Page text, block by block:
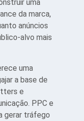
uma
da marca,
anúncios
alvo mais
uma
a base de
e
PPC e
gerar tráfego